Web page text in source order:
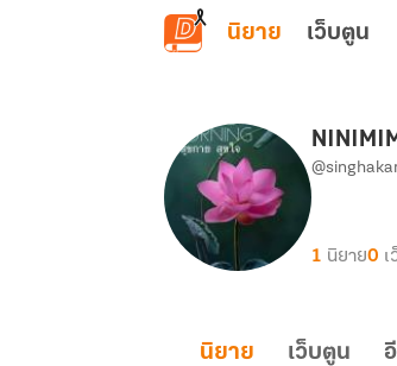
ข้ามไปยังเนื้อหาหลัก
นิยาย เว็บตูน
1 นิยาย0
นิยาย เว็บตูน